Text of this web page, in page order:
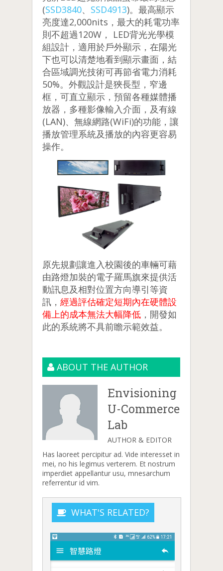
(SSD3840、 SSD4913)。最高顯示
亮度達2,000nits，最大的耗電功率
則不超過120W， LED背光光學模
組設計，適用於戶外顯示，在陽光
下也可以清楚地看到顯示畫面，結
合區域調光技術可再節省電力消耗
50%。外觀設計是狹長型，窄邊
框，可直立顯示，預留各種媒體播
放器，多種影像輸入介面，及有線
(LAN)、無線網路(WiFi)的功能，讓
播放管理系統及播放的內容更容易
操作。
原先規劃讓進入校園後的車輛可藉
由路燈加裝的電子羅馬旗來提供活
動訊息及相對位置方向導引等資
訊， 經過評估確定短期內在硬體設
備上的成本無法大幅降低 ，開發如
此的系統將不具前瞻示範效益。
ABOUT THE AUTHOR
Envisioning
U-Commerce
Lab
AUTHOR & EDITOR
Has laoreet percipitur ad. Vide interesset in
mei, no his legimus verterem. Et nostrum
imperdiet appellantur usu, mnesarchum
referrentur id vim.
WHAT'S RELATED?